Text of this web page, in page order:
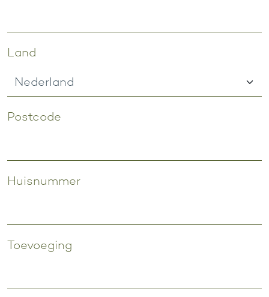
Adresgegevens
Land
Postcode
Huisnummer
Toevoeging